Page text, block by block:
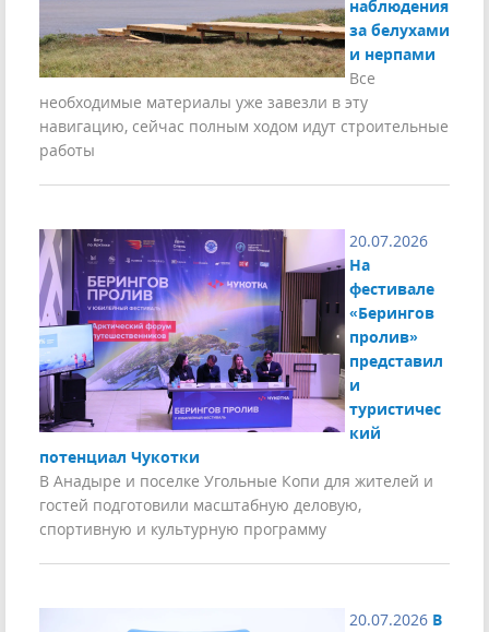
наблюдения
за белухами
и нерпами
Все
необходимые материалы уже завезли в эту
навигацию, сейчас полным ходом идут строительные
работы
20.07.2026
На
фестивале
«Берингов
пролив»
представил
и
туристичес
кий
потенциал Чукотки
В Анадыре и поселке Угольные Копи для жителей и
гостей подготовили масштабную деловую,
спортивную и культурную программу
20.07.2026 В